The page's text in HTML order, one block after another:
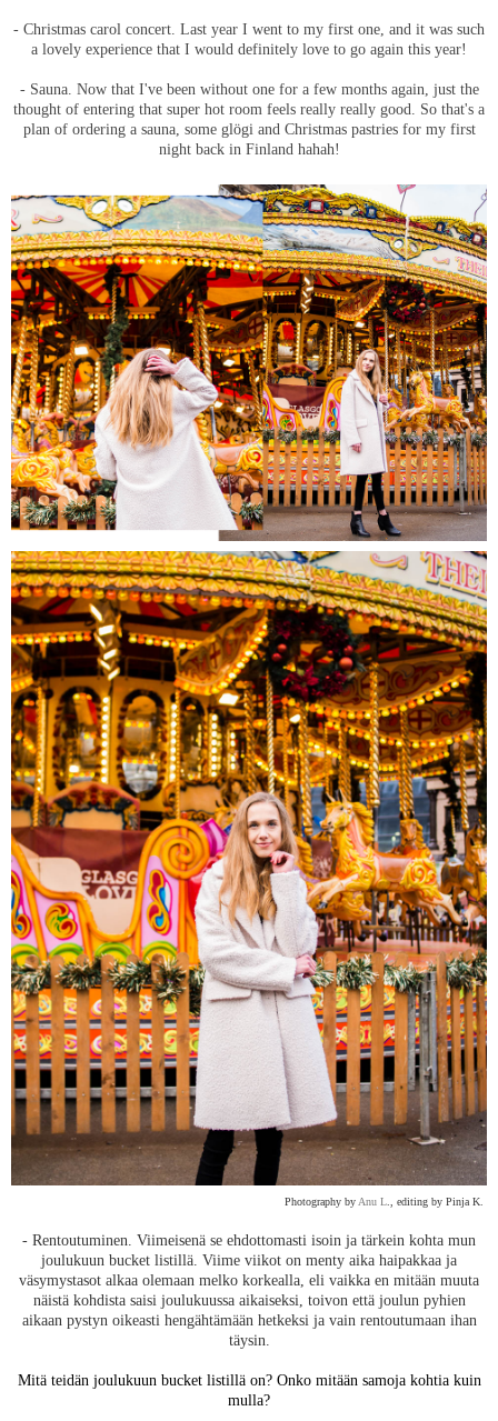
- Christmas carol concert. Last year I went to my first one, and it was such
a lovely experience that I would definitely love to go again this year!
- Sauna. Now that I've been without one for a few months again, just the
thought of entering that super hot room feels really really good. So that's a
plan of ordering a sauna, some glögi and Christmas pastries for my first
night back in Finland hahah!
Photography by Anu L ., editing by Pinja K.
- Rentoutuminen. Viimeisenä se ehdottomasti isoin ja tärkein kohta mun
joulukuun bucket listillä. Viime viikot on menty aika haipakkaa ja
väsymystasot alkaa olemaan melko korkealla, eli vaikka en mitään muuta
näistä kohdista saisi joulukuussa aikaiseksi, toivon että joulun pyhien
aikaan pystyn oikeasti hengähtämään hetkeksi ja vain rentoutumaan ihan
täysin.
Mitä teidän joulukuun bucket listillä on? Onko mitään samoja kohtia kuin
mulla?